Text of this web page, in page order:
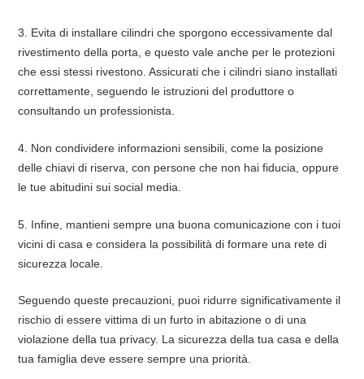
3. Evita di installare cilindri che sporgono eccessivamente dal
rivestimento della porta, e questo vale anche per le protezioni
che essi stessi rivestono. Assicurati che i cilindri siano installati
correttamente, seguendo le istruzioni del produttore o
consultando un professionista.
4. Non condividere informazioni sensibili, come la posizione
delle chiavi di riserva, con persone che non hai fiducia, oppure
le tue abitudini sui social media.
5. Infine, mantieni sempre una buona comunicazione con i tuoi
vicini di casa e considera la possibilità di formare una rete di
sicurezza locale.
Seguendo queste precauzioni, puoi ridurre significativamente il
rischio di essere vittima di un furto in abitazione o di una
violazione della tua privacy. La sicurezza della tua casa e della
tua famiglia deve essere sempre una priorità.